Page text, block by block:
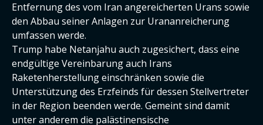
Entfernung des vom Iran angereicherten Urans sowie
den Abbau seiner Anlagen zur Urananreicherung
umfassen werde.
Trump habe Netanjahu auch zugesichert, dass eine
endgültige Vereinbarung auch Irans
Raketenherstellung einschränken sowie die
Unterstützung des Erzfeinds für dessen Stellvertreter
in der Region beenden werde. Gemeint sind damit
unter anderem die palästinensische